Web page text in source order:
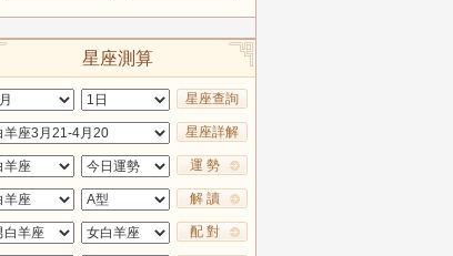
星座測算
星座查詢
星座詳解
運 勢
解 讀
配 對